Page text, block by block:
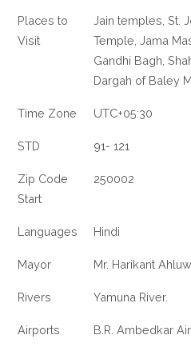
Places to
Visit
Jain temples, St.
Temple, Jama
Gandhi Bagh,
Dargah of Baley
Time Zone UTC+05:30
STD 91- 121
Zip Code
Start
250002
Languages Hindi
Mayor Mr. Harikant
Rivers Yamuna River.
Airports B.R. Ambedkar